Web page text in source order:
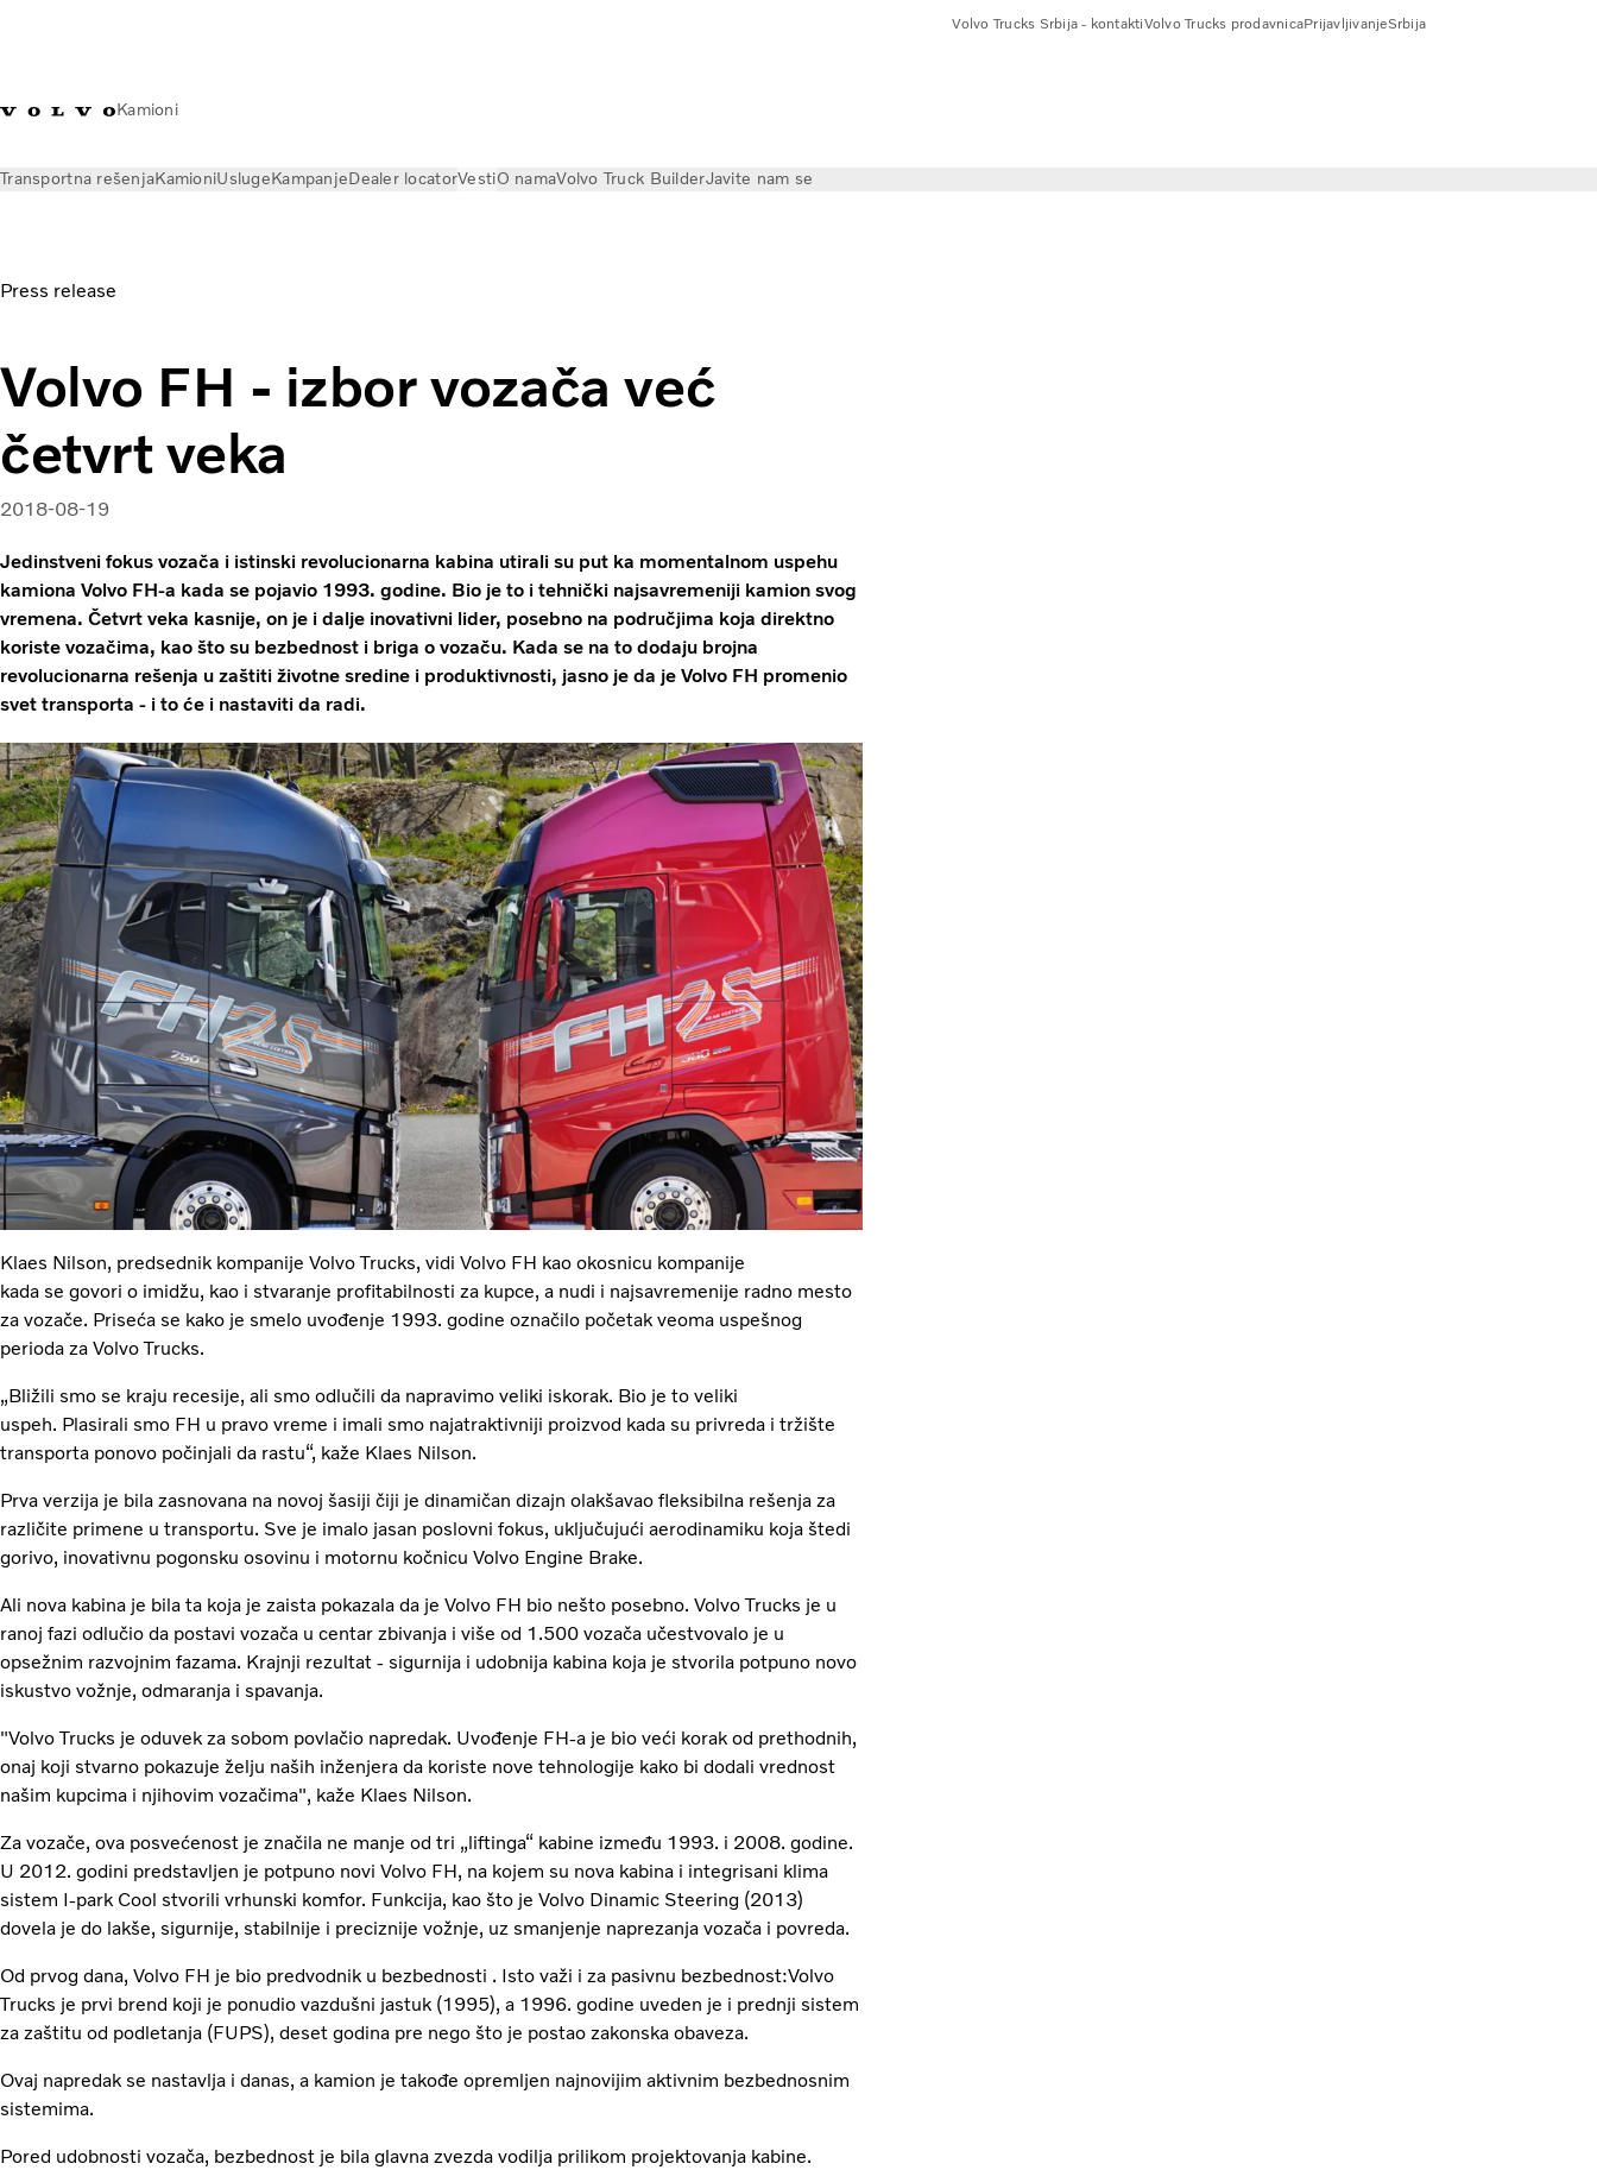
Kamioni
Volvo Trucks Srbija - kontaktiVolvo Trucks prodavnicaPrijavljivanjeSrbija
Transportna rešenjaKamioniUslugeKampanjeDealer locatorVestiO namaVolvo Truck BuilderJavite nam se
Press release
Volvo FH - izbor vozača već
četvrt veka
2018-08-19
Jedinstveni fokus vozača i istinski revolucionarna kabina utirali su put ka momentalnom uspehu
kamiona Volvo FH-a kada se pojavio 1993. godine. Bio je to i tehnički najsavremeniji kamion svog
vremena. Četvrt veka kasnije, on je i dalje inovativni lider, posebno na područjima koja direktno
koriste vozačima, kao što su bezbednost i briga o vozaču. Kada se na to dodaju brojna
revolucionarna rešenja u zaštiti životne sredine i produktivnosti, jasno je da je Volvo FH promenio
svet transporta - i to će i nastaviti da radi.
Klaes Nilson, predsednik kompanije Volvo Trucks, vidi Volvo FH kao okosnicu kompanije
kada se govori o imidžu, kao i stvaranje profitabilnosti za kupce, a nudi i najsavremenije radno mesto
za vozače. Priseća se kako je smelo uvođenje 1993. godine označilo početak veoma uspešnog
perioda za Volvo Trucks.
„Bližili smo se kraju recesije, ali smo odlučili da napravimo veliki iskorak. Bio je to veliki
uspeh. Plasirali smo FH u pravo vreme i imali smo najatraktivniji proizvod kada su privreda i tržište
transporta ponovo počinjali da rastu“, kaže Klaes Nilson.
Prva verzija je bila zasnovana na novoj šasiji čiji je dinamičan dizajn olakšavao fleksibilna rešenja za
različite primene u transportu. Sve je imalo jasan poslovni fokus, uključujući aerodinamiku koja štedi
gorivo, inovativnu pogonsku osovinu i motornu kočnicu Volvo Engine Brake.
Ali nova kabina je bila ta koja je zaista pokazala da je Volvo FH bio nešto posebno. Volvo Trucks je u
ranoj fazi odlučio da postavi vozača u centar zbivanja i više od 1.500 vozača učestvovalo je u
opsežnim razvojnim fazama. Krajnji rezultat - sigurnija i udobnija kabina koja je stvorila potpuno novo
iskustvo vožnje, odmaranja i spavanja.
"Volvo Trucks je oduvek za sobom povlačio napredak. Uvođenje FH-a je bio veći korak od prethodnih,
onaj koji stvarno pokazuje želju naših inženjera da koriste nove tehnologije kako bi dodali vrednost
našim kupcima i njihovim vozačima", kaže Klaes Nilson.
Za vozače, ova posvećenost je značila ne manje od tri „liftinga“ kabine između 1993. i 2008. godine.
U 2012. godini predstavljen je potpuno novi Volvo FH, na kojem su nova kabina i integrisani klima
sistem I-park Cool stvorili vrhunski komfor. Funkcija, kao što je Volvo Dinamic Steering (2013)
dovela je do lakše, sigurnije, stabilnije i preciznije vožnje, uz smanjenje naprezanja vozača i povreda.
Od prvog dana, Volvo FH je bio predvodnik u bezbednosti . Isto važi i za pasivnu bezbednost:Volvo
Trucks je prvi brend koji je ponudio vazdušni jastuk (1995), a 1996. godine uveden je i prednji sistem
za zaštitu od podletanja (FUPS), deset godina pre nego što je postao zakonska obaveza.
Ovaj napredak se nastavlja i danas, a kamion je takođe opremljen najnovijim aktivnim bezbednosnim
sistemima.
Pored udobnosti vozača, bezbednost je bila glavna zvezda vodilja prilikom projektovanja kabine.